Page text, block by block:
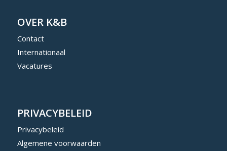
OVER K&B
Contact
Internationaal
Vacatures
PRIVACYBELEID
Privacybeleid
Algemene voorwaarden